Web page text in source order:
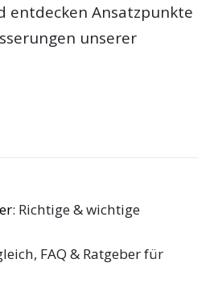
entdecken Ansatzpunkte
unserer
: Richtige & wichtige
FAQ & Ratgeber für